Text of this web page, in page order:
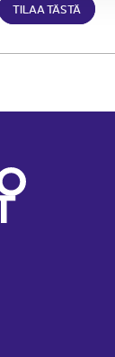
TILAA TÄSTÄ